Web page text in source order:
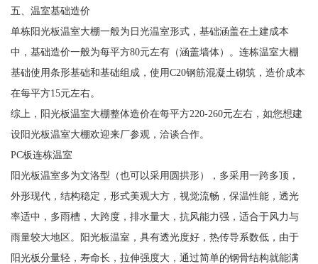
五、温室基础造价
单栋阳光板温室大棚一般为日光温室形式，基础涵盖在土建成本
中，基础造价一般为每平方80元左有（涵盖墙体）。连栋温室大棚
基础使用条形基础和基础组成，使用C20钢筋混凝土砌筑，造价成本
在每平方15元左右。
综上，阳光板温室大棚整体造价在每平方220-260元左右，如您想建
设阳光板温室大棚欢迎来厂参观，洽谈合作。
PC板连栋温室
阳光板温室多为文洛型（也可以采用圆拱形），多采用一跨多顶，
外形现代，结构稳定，形式美观大方，视觉流畅，保温性能，透光
率适中，多雨槽，大跨度，排水量大，抗风能力强，适合于风力与
雨量较大地区。阳光板温室，具有透光度好，热传导系数低，由于
阳光板分量轻，寿命长，拉伸强度大，通过简单的钢骨结构就能满